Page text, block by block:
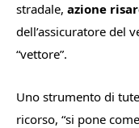
stradale, azione
dell’assicuratore del
“vettore”.
Uno strumento di
ricorso, “si pone